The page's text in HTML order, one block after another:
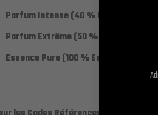
Parfum Intense (40 % Essence + 58
Parfum Extrême (50 % Essence + 48
Essence Pure (100 % Essence / 0 %